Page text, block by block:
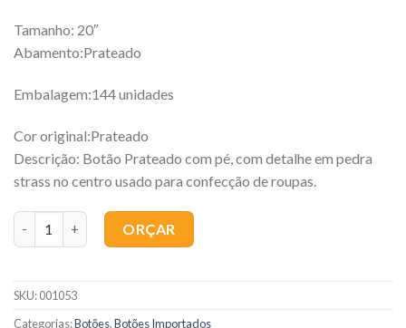
Tamanho: 20″
Abamento:Prateado
Embalagem:144 unidades
Cor original:Prateado
Descrição: Botão Prateado com pé, com detalhe em pedra
strass no centro usado para confecção de roupas.
ORÇAR
SKU:001053
Categorias:Botões,Botões Importados